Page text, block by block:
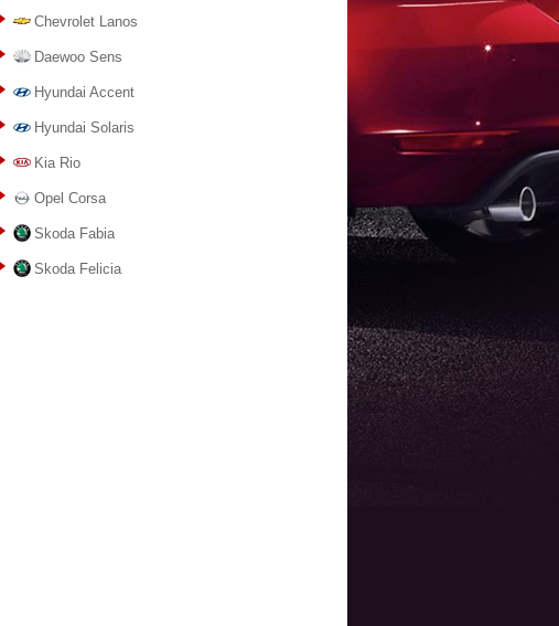
Chevrolet Lanos
Daewoo Sens
Hyundai Accent
Hyundai Solaris
Kia Rio
Opel Corsa
Skoda Fabia
Skoda Felicia